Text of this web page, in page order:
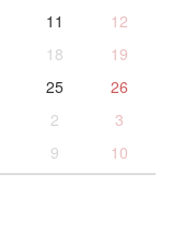
11
12
18
19
25
26
2
3
9 10